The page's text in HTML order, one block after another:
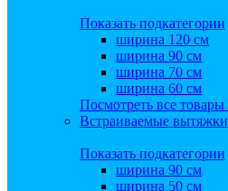
Показать подкатегории
ширина 120 см
ширина 90 см
ширина 70 см
ширина 60 см
Посмотреть все товары
Встраиваемые вытяжки
Показать подкатегории
ширина 90 см
ширина 50 см